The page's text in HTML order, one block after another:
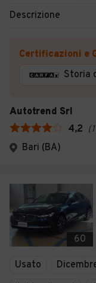
Descrizione
Certificazioni e
Storia
Autotrend Srl
4,2 (
Bari (BA)
60
Usato